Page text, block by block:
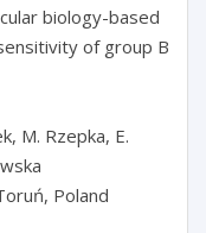
biology-based
of group B
M. Rzepka, E.
Poland